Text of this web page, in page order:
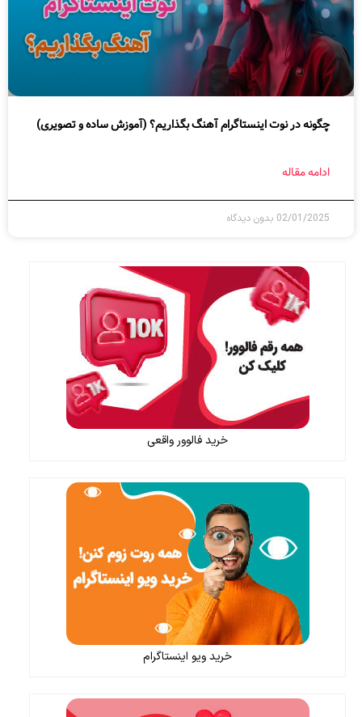
چگونه در نوت اینستاگرام آهنگ بگذاریم؟ (آموزش ساده و تصویری)
ادامه مقاله
02/01/2025 بدون دیدگاه
خرید فالوور واقعی
خرید ویو اینستاگرام